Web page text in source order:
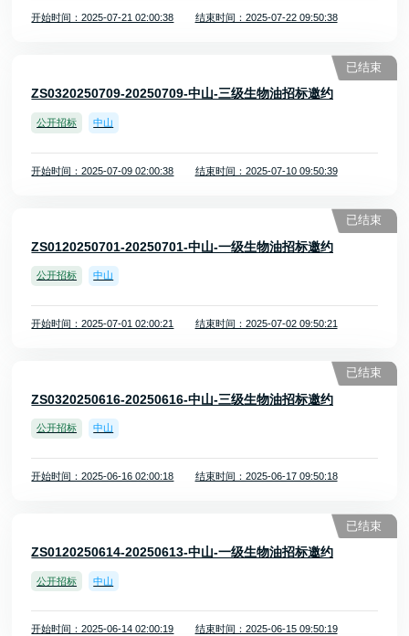
开始时间：2025-07-21 02:00:38 结束时间：2025-07-22 09:50:38
ZS0320250709-20250709-中山-三级生物油招标邀约
公开招标 中山
开始时间：2025-07-09 02:00:38 结束时间：2025-07-10 09:50:39
已结束
ZS0120250701-20250701-中山-一级生物油招标邀约
公开招标 中山
开始时间：2025-07-01 02:00:21 结束时间：2025-07-02 09:50:21
已结束
ZS0320250616-20250616-中山-三级生物油招标邀约
公开招标 中山
开始时间：2025-06-16 02:00:18 结束时间：2025-06-17 09:50:18
已结束
ZS0120250614-20250613-中山-一级生物油招标邀约
公开招标 中山
开始时间：2025-06-14 02:00:19 结束时间：2025-06-15 09:50:19
已结束